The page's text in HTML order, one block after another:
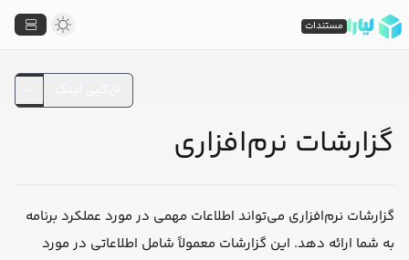
گزارشات نرم‌افزاری
گزارشات نرم‌افزاری می‌تواند اطلاعات مهمی در مورد عملکرد برنامه
به شما ارائه دهد. این گزارشات معمولاً شامل اطلاعاتی در مورد
مستندات